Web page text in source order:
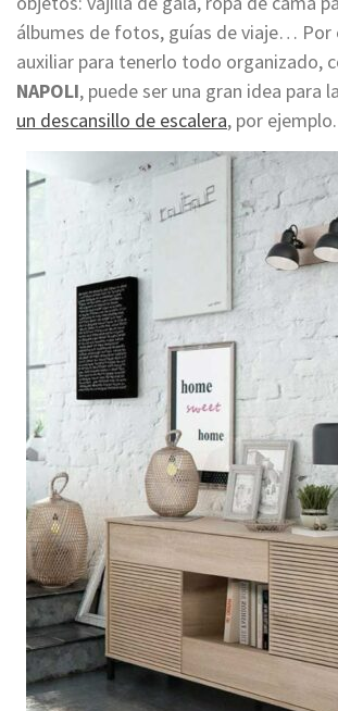
álbumes de fotos, guías de viaje… Por
auxiliar para tenerlo todo organizado,
NAPOLI, puede ser una gran idea para la
un descansillo de escalera, por ejemplo.